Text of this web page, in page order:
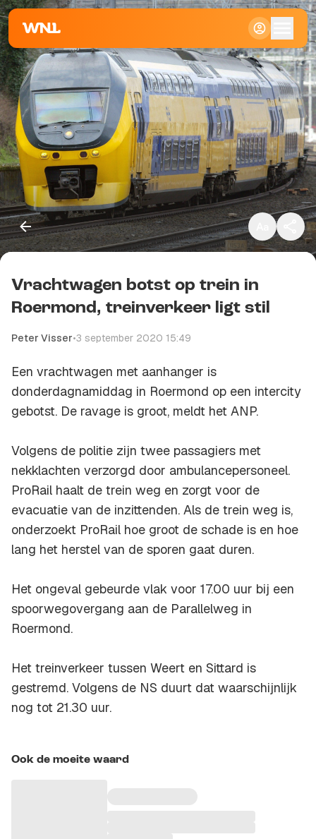
Klein
Standaard
Groot
Kopieer link
Vrachtwagen botst op trein in
Roermond, treinverkeer ligt stil
Peter Visser•3 september 2020 15:49
Een vrachtwagen met aanhanger is
donderdagnamiddag in Roermond op een intercity
gebotst. De ravage is groot, meldt het ANP.
Volgens de politie zijn twee passagiers met
nekklachten verzorgd door ambulancepersoneel.
ProRail haalt de trein weg en zorgt voor de
evacuatie van de inzittenden. Als de trein weg is,
onderzoekt ProRail hoe groot de schade is en hoe
lang het herstel van de sporen gaat duren.
Het ongeval gebeurde vlak voor 17.00 uur bij een
spoorwegovergang aan de Parallelweg in
Roermond.
Het treinverkeer tussen Weert en Sittard is
gestremd. Volgens de NS duurt dat waarschijnlijk
nog tot 21.30 uur.
Ook de moeite waard